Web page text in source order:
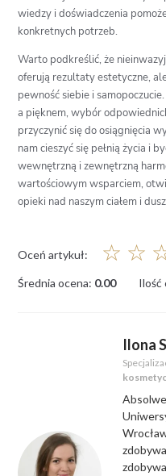
wiedzy i doświadczenia
konkretnych potrzeb.
Warto podkreślić, że
oferują rezultaty estetyczne,
pewność siebie i
a pięknem, wybór
przyczynić się do osiągnięcia
nam cieszyć się pełnią życia i
wewnętrzną i zewnętrzną
wartościowym wsparciem,
opieki nad naszym ciałem i
Oceń artykuł: ☆ ☆
Średnia ocena: 0.00 Ilość
Ilona